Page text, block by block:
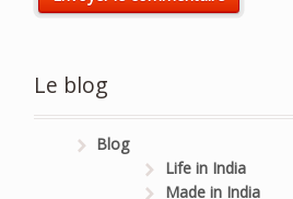
Le blog
Blog
Life in India
Made in India